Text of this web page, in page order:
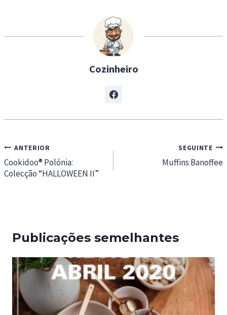
…
Cozinheiro
Navegação
de
artigos
ANTERIOR
Cookidoo® Polónia:
Colecção “HALLOWEEN II”
SEGUINTE
Muffins Banoffee
Publicações semelhantes